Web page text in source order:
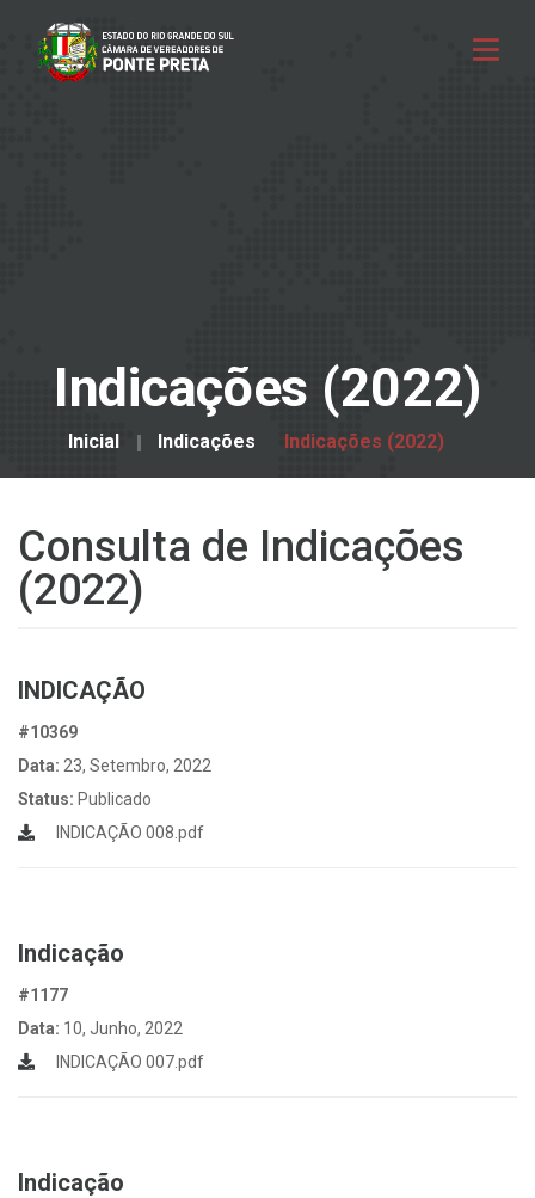
Indicações (2022)
Inicial Indicações Indicações (2022)
Consulta de Indicações
(2022)
INDICAÇÃO
#10369
Data: 23, Setembro, 2022
Status: Publicado
INDICAÇÃO 008.pdf
Indicação
#1177
Data: 10, Junho, 2022
INDICAÇÃO 007.pdf
Indicação